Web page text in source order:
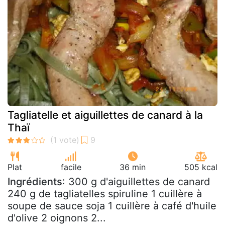
Tagliatelle et aiguillettes de canard à la
Thaï
Plat facile 36 min 505 kcal
Ingrédients: 300 g d'aiguillettes de canard
240 g de tagliatelles spiruline 1 cuillère à
soupe de sauce soja 1 cuillère à café d'huile
d'olive 2 oignons 2...